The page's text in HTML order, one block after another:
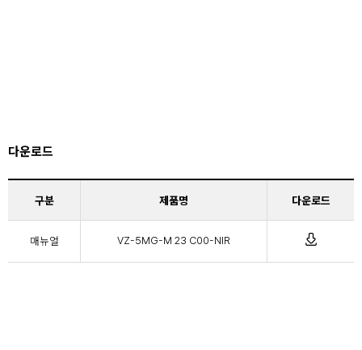
다운로드
구분 제품명 다운로드
매뉴얼 VZ-5MG-M 23 C00-NIR